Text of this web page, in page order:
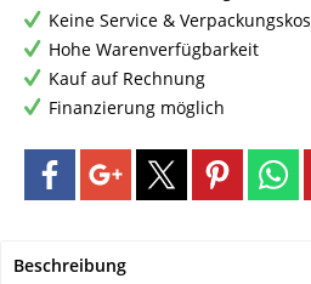
Keine Service &
Hohe Warenverfügbarkeit
Kauf auf Rechnung
Finanzierung möglich
Beschreibung